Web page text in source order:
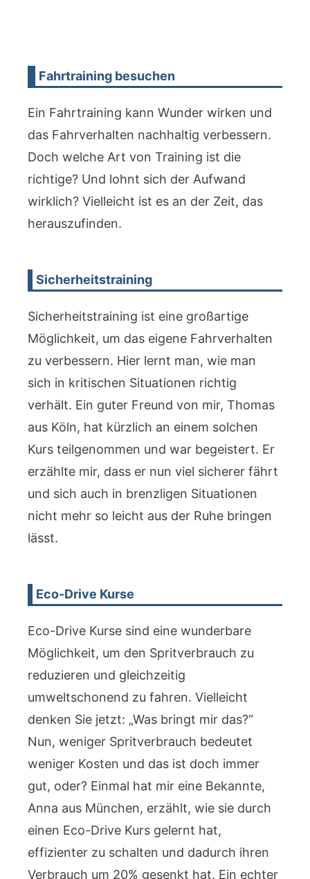
Fahrtraining besuchen
Ein Fahrtraining kann Wunder wirken und
das Fahrverhalten nachhaltig verbessern.
Doch welche Art von Training ist die
richtige? Und lohnt sich der Aufwand
wirklich? Vielleicht ist es an der Zeit, das
herauszufinden.
Sicherheitstraining
Sicherheitstraining ist eine großartige
Möglichkeit, um das eigene Fahrverhalten
zu verbessern. Hier lernt man, wie man
sich in kritischen Situationen richtig
verhält. Ein guter Freund von mir, Thomas
aus Köln, hat kürzlich an einem solchen
Kurs teilgenommen und war begeistert. Er
erzählte mir, dass er nun viel sicherer fährt
und sich auch in brenzligen Situationen
nicht mehr so leicht aus der Ruhe bringen
lässt.
Eco-Drive Kurse
Eco-Drive Kurse sind eine wunderbare
Möglichkeit, um den Spritverbrauch zu
reduzieren und gleichzeitig
umweltschonend zu fahren. Vielleicht
denken Sie jetzt: „Was bringt mir das?“
Nun, weniger Spritverbrauch bedeutet
weniger Kosten und das ist doch immer
gut, oder? Einmal hat mir eine Bekannte,
Anna aus München, erzählt, wie sie durch
einen Eco-Drive Kurs gelernt hat,
effizienter zu schalten und dadurch ihren
Verbrauch um 20% gesenkt hat. Ein echter